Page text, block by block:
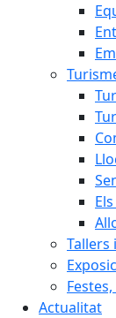
Tallers
Actualitat